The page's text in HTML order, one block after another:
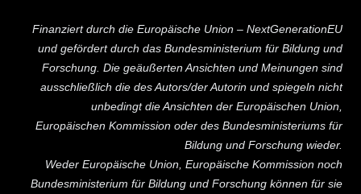
Finanziert durch die Europäische Union – NextGenerationEU
und gefördert durch das Bundesministerium für Bildung und
Forschung. Die geäußerten Ansichten und Meinungen sind
ausschließlich die des Autors/der Autorin und spiegeln nicht
unbedingt die Ansichten der Europäischen Union,
Europäischen Kommission oder des Bundesministeriums für
Bildung und Forschung wieder.
Weder Europäische Union, Europäische Kommission noch
Bundesministerium für Bildung und Forschung können für sie